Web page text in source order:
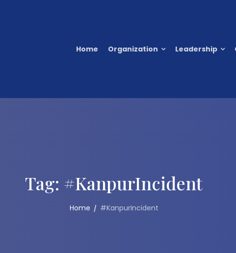
Home Organization Leadership
Tag: #KanpurIncident
Home #KanpurIncident